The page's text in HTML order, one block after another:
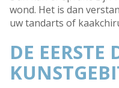
wond. Het is dan
uw tandarts of
DE EERSTE